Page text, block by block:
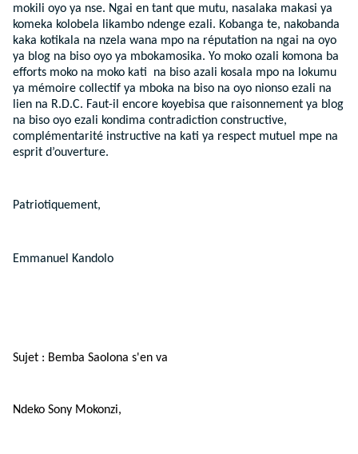
mokili oyo ya nse. Ngai en tant que mutu, nasalaka makasi ya
komeka kolobela likambo ndenge ezali. Kobanga te, nakobanda
kaka kotikala na nzela wana mpo na réputation na ngai na oyo
ya blog na biso oyo ya mbokamosika. Yo moko ozali komona ba
efforts moko na moko kati na biso azali kosala mpo na lokumu
ya mémoire collectif ya mboka na biso na oyo nionso ezali na
lien na R.D.C. Faut-il encore koyebisa que raisonnement ya blog
na biso oyo ezali kondima contradiction constructive,
complémentarité instructive na kati ya respect mutuel mpe na
esprit d’ouverture.
Patriotiquement,
Emmanuel Kandolo
Sujet : Bemba Saolona s'en va
Ndeko Sony Mokonzi,